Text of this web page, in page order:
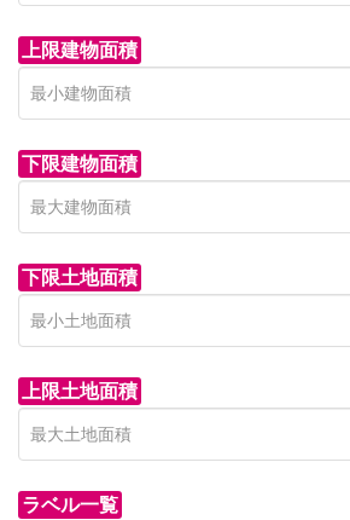
上限建物面積
下限建物面積
下限土地面積
上限土地面積
ラベル一覧
青木新築分譲住宅
on call
Price on call